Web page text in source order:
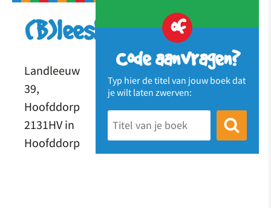
of
Code aanvragen?
Typ hier de titel van jouw boek dat
je wilt laten zwerven:
(B)leesland
Landleeuw
39,
Hoofddorp
2131HV in
Hoofddorp